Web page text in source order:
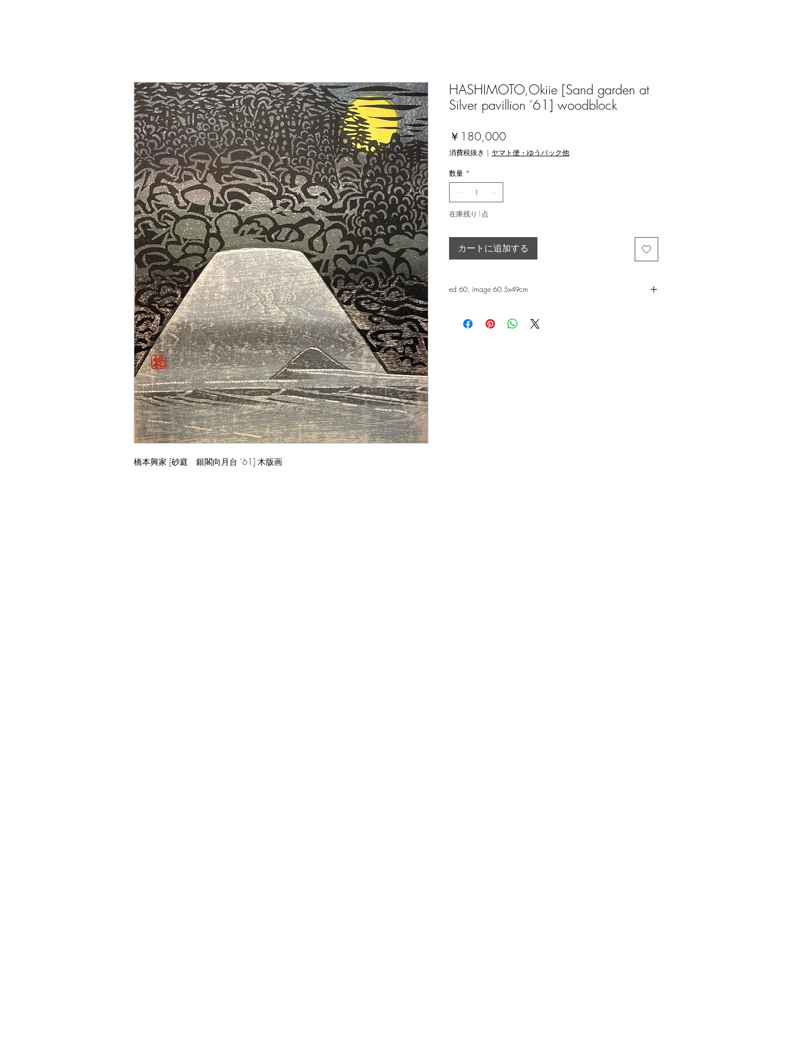
橋本興家 [砂庭 銀閣向月台 ‘61] 木版画
HASHIMOTO,Okiie [Sand garden at
Silver pavillion ‘61] woodblock
￥180,000
格
消費税抜き | ヤマト便・ゆうパック他
数量 *
在庫残り1点
カートに追加する
ed.60, image 60.5x49cm